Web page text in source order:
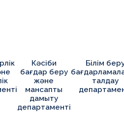
Кәсіби
бағдар беру
және
мансапты
дамыту
департаменті
Білім
талдау